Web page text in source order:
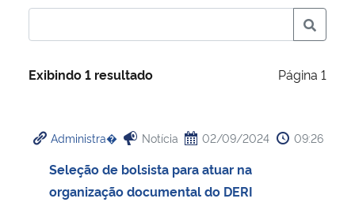
Ministério da Infraestrutura
Ministério da Cidadania
Ministério da Saúde
Exibindo 1 resultado Página 1
Administra� Notícia 02/09/2024 09:26
Seleção de bolsista para atuar na
organização documental do DERI